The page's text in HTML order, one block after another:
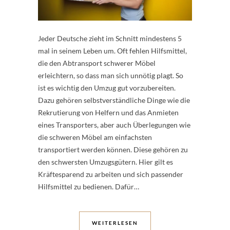
Jeder Deutsche zieht im Schnitt mindestens 5
mal in seinem Leben um. Oft fehlen Hilfsmittel,
die den Abtransport schwerer Möbel
erleichtern, so dass man sich unnötig plagt. So
ist es wichtig den Umzug gut vorzubereiten.
Dazu gehören selbstverständliche Dinge wie die
Rekrutierung von Helfern und das Anmieten
eines Transporters, aber auch Überlegungen wie
die schweren Möbel am einfachsten
transportiert werden können. Diese gehören zu
den schwersten Umzugsgütern. Hier gilt es
Kräftesparend zu arbeiten und sich passender
Hilfsmittel zu bedienen. Dafür…
WEITERLESEN